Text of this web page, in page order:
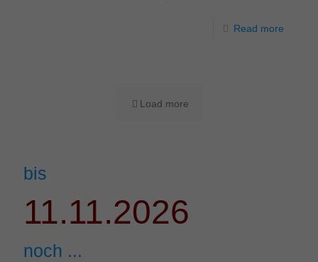
Read more
Load more
bis
11.11.2026
noch ...